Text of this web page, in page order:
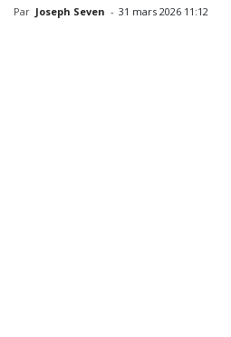
Par Joseph Seven - 31 mars 2026 11:12